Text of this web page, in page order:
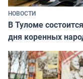
НОВОСТИ
В Туломе
дня коренных